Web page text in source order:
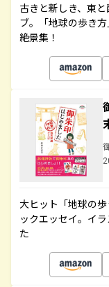
古きと新しき、東
ブ。「地球の歩き
絶景集！
大ヒット「地球の
ックエッセイ。イ
た